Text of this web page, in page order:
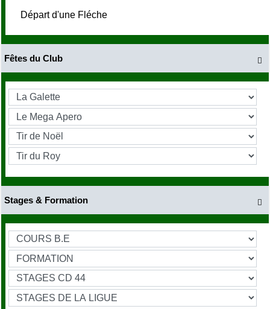
Départ d'une Fléche

Fêtes du Club

Stages & Formation